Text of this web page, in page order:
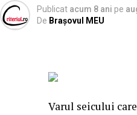
Publicat acum 8 ani pe
De Brașovul MEU
Varul seicului